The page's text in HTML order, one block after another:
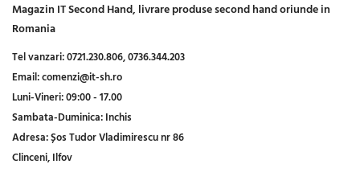
Magazin IT Second Hand, livrare produse second hand oriunde in
Romania
Tel vanzari:0721.230.806,0736.344.203
Email:comenzi@it-sh.ro
Luni-Vineri:09:00 - 17.00
Sambata-Duminica:Inchis
Adresa:Șos Tudor Vladimirescu nr 86
Clinceni, Ilfov